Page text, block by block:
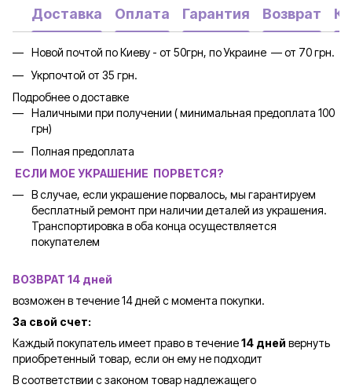
Доставка Оплата Гарантия Возврат
Новой почтой по Киеву - от 50грн, по Украине — от 70 грн.
Укрпочтой от 35 грн.
Подробнее о доставке
Наличными при получении ( минимальная предоплата 100
грн)
Полная предоплата
ЕСЛИ МОЕ УКРАШЕНИЕ ПОРВЕТСЯ?
В случае, если украшение порвалось, мы гарантируем
бесплатный ремонт при наличии деталей из украшения.
Транспортировка в оба конца осуществляется
покупателем
ВОЗВРАТ 14 дней
возможен в течение 14 дней с момента покупки.
За свой счет:
Каждый покупатель имеет право в течение14 дней вернуть
приобретенный товар, если он ему не подходит
В соответствии с законом товар надлежащего